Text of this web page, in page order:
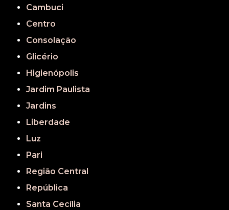
Cambuci
Centro
Consolação
Glicério
Higienópolis
Jardim Paulista
Jardins
Liberdade
Luz
Pari
Região Central
República
Santa Cecília